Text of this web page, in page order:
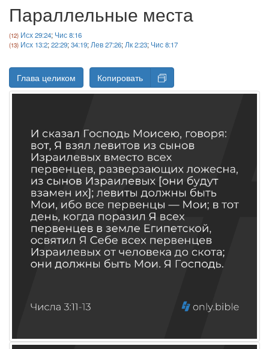
Параллельные места
Исх 29:24; Чис 8:16
Исх 13:2;22:29;34:19; Лев 27:26; Лк 2:23; Чис 8:17
Глава целиком Копировать